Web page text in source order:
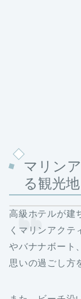
マリン
る観光
高級ホテルが建
くマリンアクテ
やバナナボート
思いの過ごし方